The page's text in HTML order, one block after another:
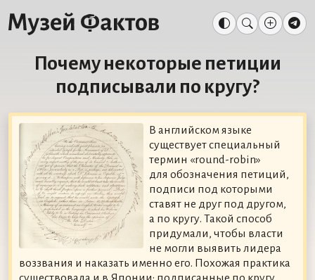
Почему некоторые петиции
подписывали по кругу?
В английском языке
существует специальный
термин «round-robin»
для обозначения петиций,
подписи под которыми
ставят не друг под другом,
а по кругу. Такой способ
придумали, чтобы власти
не могли выявить лидера
воззвания и наказать именно его. Похожая практика